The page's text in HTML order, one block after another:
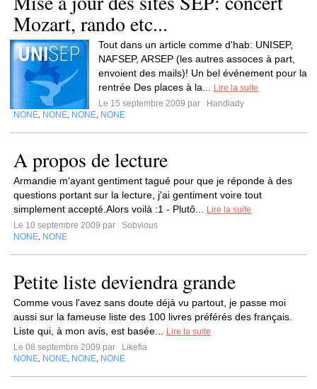
Mozart, rando etc...
Tout dans un article comme d'hab: UNISEP,
NAFSEP, ARSEP (les autres assoces à part,
envoient des mails)! Un bel événement pour la
rentrée Des places à la...
Lire la suite
Le 15 septembre 2009 par
Handiady
NONE NONE NONE NONE
A propos de lecture
Armandie m'ayant gentiment tagué pour que je réponde à des
questions portant sur la lecture, j'ai gentiment voire tout
simplement accepté.Alors voilà :1 - Plutô...
Lire la suite
Le 10 septembre 2009 par
Sobvious
NONE NONE
Petite liste deviendra grande
Comme vous l'avez sans doute déjà vu partout, je passe moi
aussi sur la fameuse liste des 100 livres préférés des français.
Liste qui, à mon avis, est basée...
Lire la suite
Le 08 septembre 2009 par
Likefia
NONE NONE NONE NONE